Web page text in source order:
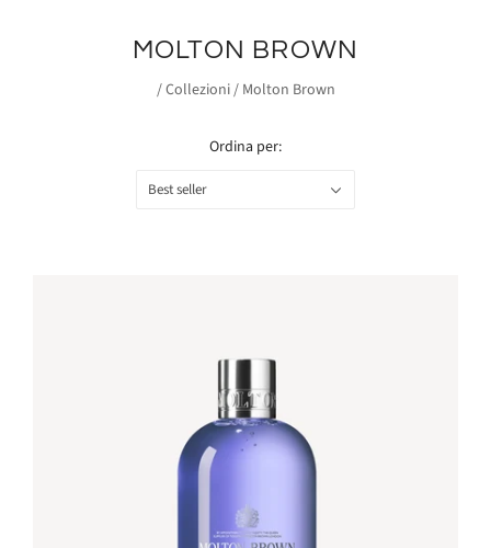
MOLTON BROWN
/Collezioni/ Molton Brown
Ordina per:
Best seller